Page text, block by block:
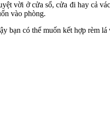
vời ở cửa sổ, cửa đi hay cả
vào phòng.
có thể muốn kết hợp rèm